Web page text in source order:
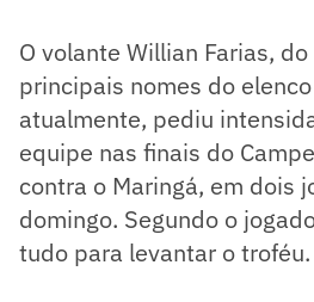
O volante Willian Farias,
principais nomes do
atualmente, pediu
equipe nas finais do
contra o Maringá, em dois
domingo. Segundo o
tudo para levantar o troféu.